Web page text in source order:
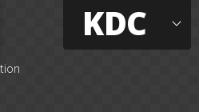
KDC